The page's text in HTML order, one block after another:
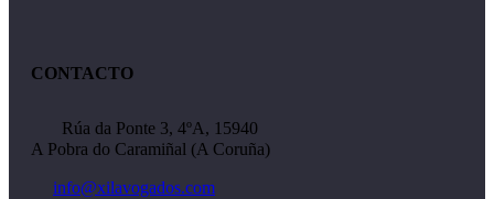
CONTACTO
Rúa da Ponte 3, 4ºA, 15940
A Pobra do Caramiñal (A Coruña)
info@xilavogados.com